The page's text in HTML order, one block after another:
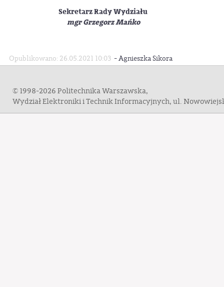
Sekretarz Rady Wydziału
mgr Grzegorz Mańko
Opublikowano: 26.05.2021 10:03 -Agnieszka Sikora
© 1998-2026 Politechnika Warszawska,
Wydział Elektroniki i Technik Informacyjnych, ul.